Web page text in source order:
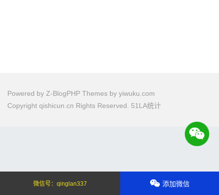
Powered by Z-BlogPHP Themes by yiwuku.com
Copyright qishicun.cn Rights Reserved. 51LA统计
微信号：qinglan337 添加微信